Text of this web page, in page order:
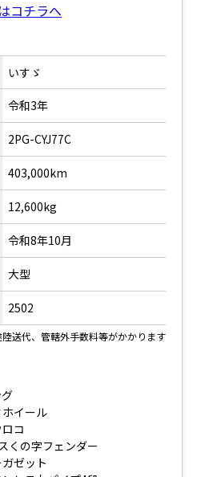
コチラへ
いすゞ
令和3年
2PG-CYJ77C
403,000km
12,600kg
令和8年10月
大型
2502
送代、管轄外手数料等がかかります
イール
コ
くの字フェンダー
ゼット